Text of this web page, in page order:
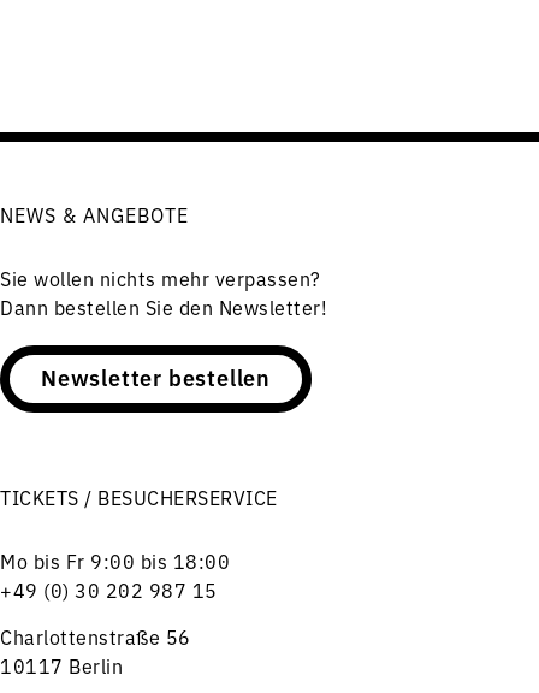
NEWS & ANGEBOTE
Sie wollen nichts mehr verpassen?
Dann bestellen Sie den Newsletter!
Newsletter bestellen
TICKETS / BESUCHERSERVICE
Mo bis Fr 9:00 bis 18:00
+49 (0) 30 202 987 15
Charlottenstraße 56
10117 Berlin